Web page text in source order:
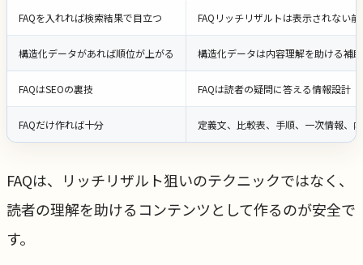
FAQを入れれば検索結果で目立つ FAQリッチリザルトは表示されない
構造化データがあれば順位が上がる 構造化データは内容理解を助ける補助
FAQはSEOの裏技 FAQは読者の疑問に答える情報設計
FAQだけ作れば十分 定義文、比較表、手順、一次情報、
FAQは、リッチリザルト狙いのテクニックではなく、
読者の理解を助けるコンテンツとして作るのが安全で
す。